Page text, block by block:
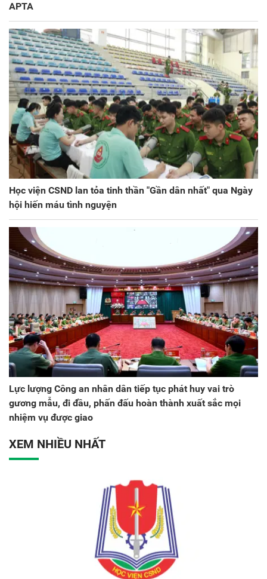
APTA
Học viện CSND lan tỏa tinh thần "Gần dân nhất" qua Ngày
hội hiến máu tình nguyện
Lực lượng Công an nhân dân tiếp tục phát huy vai trò
gương mẫu, đi đầu, phấn đấu hoàn thành xuất sắc mọi
nhiệm vụ được giao
XEM NHIỀU NHẤT